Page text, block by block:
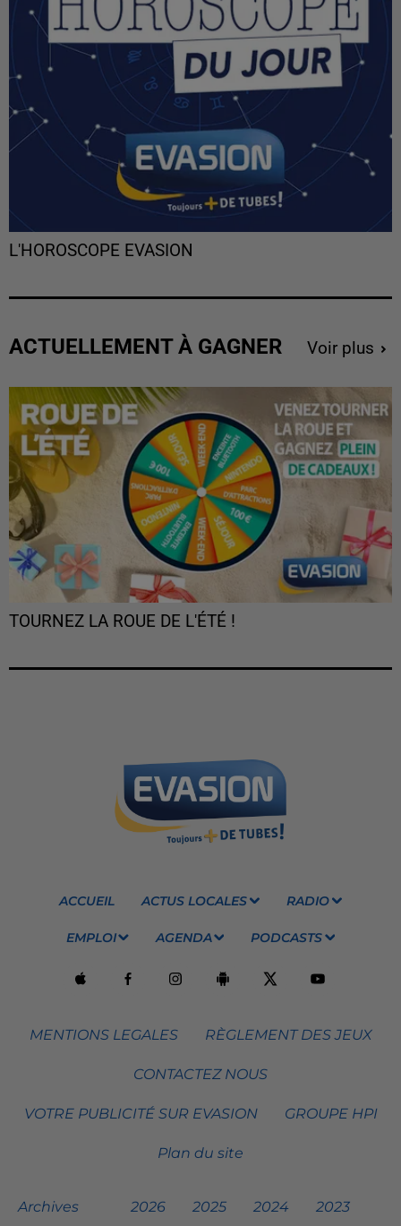
L'HOROSCOPE EVASION
ACTUELLEMENT À GAGNER Voir plus
TOURNEZ LA ROUE DE L'ÉTÉ !
ACCUEIL ACTUS LOCALES RADIO
EMPLOI AGENDA PODCASTS
MENTIONS LEGALES RÈGLEMENT DES JEUX
CONTACTEZ NOUS
VOTRE PUBLICITÉ SUR EVASION GROUPE HPI
Plan du site
Archives 2026 2025 2024 2023